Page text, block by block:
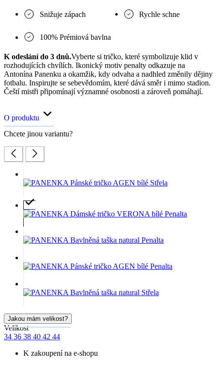
Snižuje zápach Rychle schne
100% Prémiová bavlna
K odeslání do 3 dnů.Vyberte si tričko, které symbolizuje klid v
rozhodujících chvílích. Ikonický motiv penalty odkazuje na
Antonína Panenku a okamžik, kdy odvaha a nadhled změnily dějiny
fotbalu. Inspirujte se sebevědomím, které dává směr i mimo stadion.
Čeští mistři připomínají významné osobnosti a zároveň pomáhají.
O produktu
Chcete jinou variantu?
Jakou mám velikost?
Velikost
34 36 38 40 42 44
K zakoupení na e-shopu